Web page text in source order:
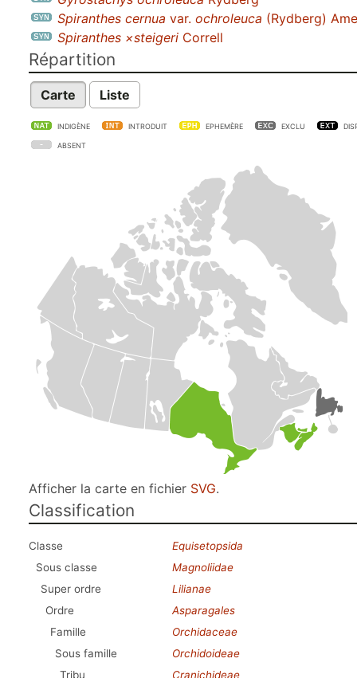
Spiranthes cernua var. ochroleuca (Rydberg)
Spiranthes ×steigeri Correll
Répartition
Carte Liste
INDIGÈNE INTRODUIT EPHEMÈRE EXCLU
ABSENT
Afficher la carte en fichier SVG.
Classification
Classe
Equisetopsida
Sous classe
Magnoliidae
Super ordre
Lilianae
Ordre
Asparagales
Famille
Orchidaceae
Sous famille
Orchidoideae
Tribu
Cranichideae